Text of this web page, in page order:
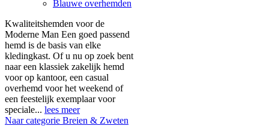
Blauwe overhemden
Kwaliteitshemden voor de
Moderne Man Een goed passend
hemd is de basis van elke
kledingkast. Of u nu op zoek bent
naar een klassiek zakelijk hemd
voor op kantoor, een casual
overhemd voor het weekend of
een feestelijk exemplaar voor
speciale... lees meer
Naar categorie Breien & Zweten